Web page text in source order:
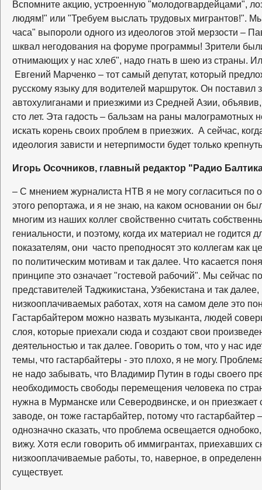
Вспомните акцию, устроенную "молодогвардейцами",
людям!" или "Требуем выслать трудовых мигрантов!".
часа" выпороли одного из идеологов этой мерзости –
шквал негодования на форуме программы! Зрители
отнимающих у нас хлеб", надо гнать в шею из страны.
Евгений Марченко – тот самый депутат, который
русскому языку для водителей маршруток. Он поставил
автохулиганами и приезжими из Средней Азии, объявив,
сто лет. Эта гадость – бальзам на раны малограмотных
искать корень своих проблем в приезжих. А сейчас,
идеология зависти и нетерпимости будет только
Игорь Осочников, главный редактор "Радио
– С мнением журналиста НТВ я не могу согласиться по
этого репортажа, и я не знаю, на каком основании он
многим из наших коллег свойственно считать
гениальности, и поэтому, когда их материал не
показателям, они часто преподносят это коллегам как
по политическим мотивам и так далее. Что касается
принципе это означает "гостевой рабочий". Мы сейчас
представителей Таджикистана, Узбекистана и так далее,
низкооплачиваемых работах, хотя на самом деле это
Гастарбайтером можно назвать музыканта, людей
слоя, которые приехали сюда и создают свои
деятельностью и так далее. Говорить о том, что у нас
темы, что гастарбайтеры - это плохо, я не могу.
не надо забывать, что Владимир Путин в годы своего
необходимость свободы перемещения человека по
нужна в Мурманске или Северодвинске, и он приезжает
заводе, он тоже гастарбайтер, потому что гастарбайтер
однозначно сказать, что проблема освещается
вижу. Хотя если говорить об иммигрантах, приехавших
низкооплачиваемые работы, то, наверное, в
существует.